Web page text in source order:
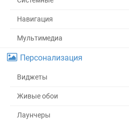
Навигация
Мультимедиа
Персонализация
Виджеты
Живые обои
Лаунчеры